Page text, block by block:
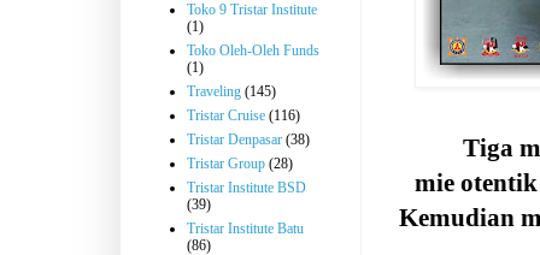
Tiga
mie
Kemudian
Toko 9 Tristar Institute
(1)
Toko Oleh-Oleh Funds
(1)
Traveling (145)
Tristar Cruise (116)
Tristar Denpasar (38)
Tristar Group (28)
Tristar Institute BSD
(39)
Tristar Institute Batu
(86)